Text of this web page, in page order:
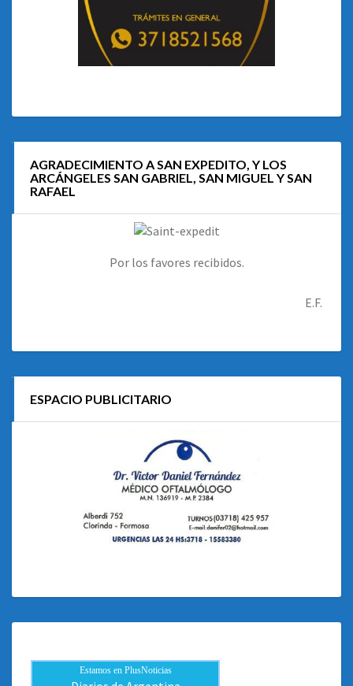
AGRADECIMIENTO A SAN EXPEDITO, Y LOS
ARCÁNGELES SAN GABRIEL, SAN MIGUEL Y SAN
RAFAEL
Por los favores recibidos.
E.F.
ESPACIO PUBLICITARIO
Estamos en PlusNoticias